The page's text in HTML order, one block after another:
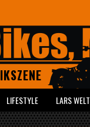
LIFESTYLE LARS WELT